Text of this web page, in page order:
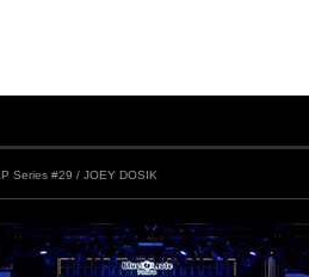
Series #29 / JOEY DOSIK